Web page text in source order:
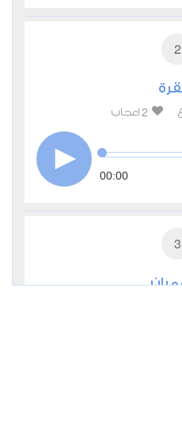
2
2 اعجاب
00:00
3